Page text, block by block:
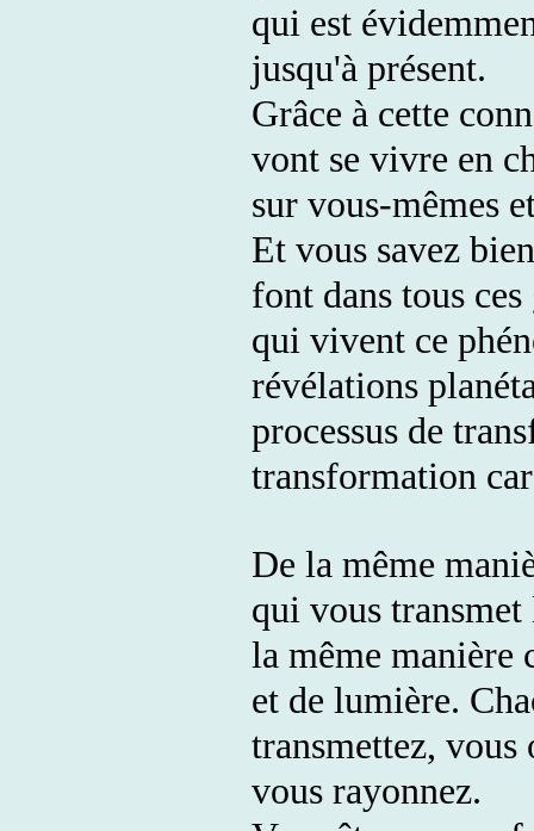
qui est
jusqu'à présent.
Grâce à cette
vont se vivre en
sur vous-mêmes
Et vous savez
font dans tous
qui vivent ce
révélations
processus de
transformation
De la même
qui vous transmet
la même manière
et de lumière.
transmettez,
vous rayonnez.